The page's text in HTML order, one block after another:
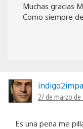
Muchas gracias
Como siempre
27 de marzo
Es una pena me